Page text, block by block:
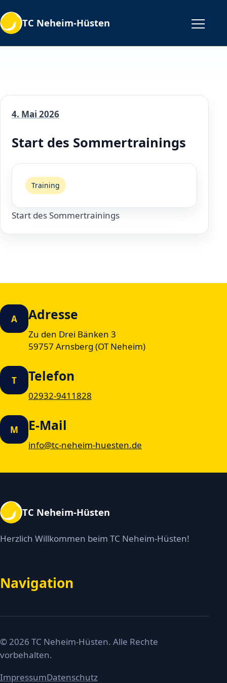
TC Neheim-Hüsten
4. Mai 2026
Start des Sommertrainings
Training
Start des Sommertrainings
A Adresse
Zu den Drei Bänken 3
59757 Arnsberg (OT Neheim)
T Telefon
02932-9411828
M E-Mail
info@tc-neheim-huesten.de
TC Neheim-Hüsten
Herzlich Willkommen beim TC Neheim-Hüsten!
Navigation
© 2026 TC Neheim-Hüsten. Alle Rechte
vorbehalten.
ImpressumDatenschutz